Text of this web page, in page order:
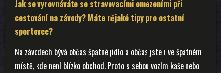
Jak se vyrovnáváte se stravovacími omezeními při
cestování na závody? Máte nějaké tipy pro ostatní
sportovce?
Na závodech bývá občas špatné jídlo a občas jste i ve špatném
místě, kde není blízko obchod. Proto s sebou vozím kaše nebo